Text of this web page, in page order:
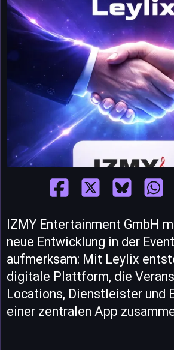
IZMY Entertainment GmbH
neue Entwicklung in der
aufmerksam: Mit Leylix
digitale Plattform, die
Locations, Dienstleister und
einer zentralen App